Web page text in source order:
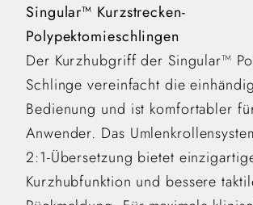
Singular™ Kurzstrecken-
Polypektomieschlingen
Der Kurzhubgriff der Singular™
Schlinge vereinfacht die
Bedienung und ist komfortabler
Anwender. Das
2:1-Übersetzung bietet
Kurzhubfunktion und bessere